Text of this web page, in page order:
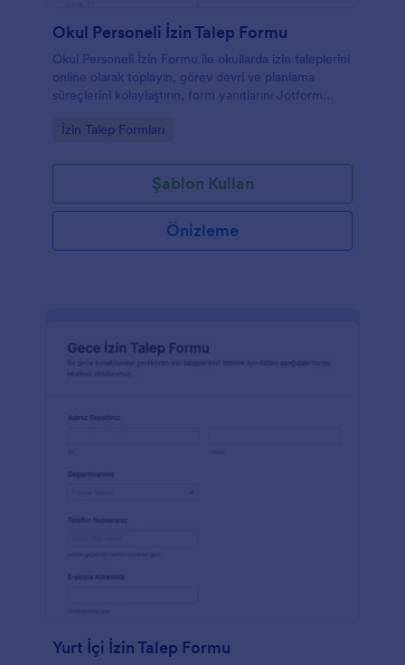
Okul Personeli İzin Talep Formu
Okul Personeli İzin Formu ile okullarda izin taleplerini
online olarak toplayın, görev devri ve planlama
süreçlerini kolaylaştırın, form yanıtlarını Jotform
Go to Category:
İzin Talep Formları
Şablon Kullan
Önizleme
Yurt İçi İzin Talep Formu